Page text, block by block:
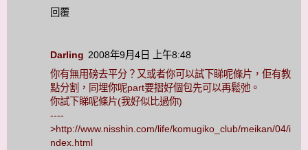
回覆
Darling 2008年9月4日 上午8:48
你有無用磅去平分？又或者你可以試下睇呢條片，佢有教
點分割，同埋你呢part要摺好個包先可以再鬆弛。
你試下睇呢條片(我好似比過你)
----
>http://www.nisshin.com/life/komugiko_club/meikan/04/i
ndex.html